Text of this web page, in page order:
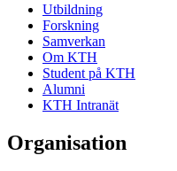
Utbildning
Forskning
Samverkan
Om KTH
Student på KTH
Alumni
KTH Intranät
Organisation